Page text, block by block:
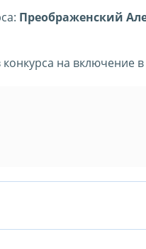
Преображенский
на включение